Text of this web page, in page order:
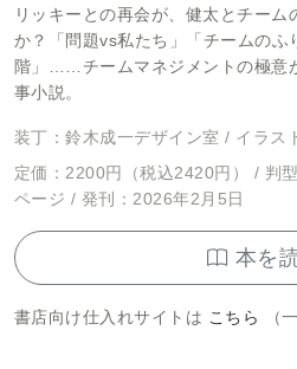
リッキーとの再会が、健太とチー
か？「問題vs私たち」「チームのふ
階」……チームマネジメントの極意
事小説。
装丁：鈴木成一デザイン室 / イラス
定価：2200円（税込2420円） / 判
ページ / 発刊：2026年2月5日
本を
書店向け仕入れサイトは こちら （